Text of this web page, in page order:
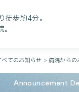
徒歩約4分。
べてのお知らせ >病院からの
Announcement